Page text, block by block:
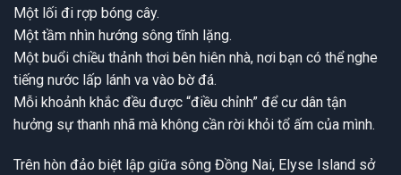
Một lối đi rợp bóng cây.
Một tầm nhìn hướng sông tĩnh lặng.
Một buổi chiều thảnh thơi bên hiên nhà, nơi bạn có thể nghe
tiếng nước lấp lánh va vào bờ đá.
Mỗi khoảnh khắc đều được “điều chỉnh” để cư dân tận
hưởng sự thanh nhã mà không cần rời khỏi tổ ấm của mình.
Trên hòn đảo biệt lập giữa sông Đồng Nai, Elyse Island sở